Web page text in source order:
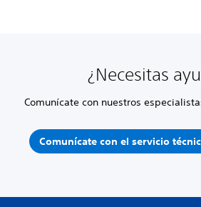
¿Necesitas
Comunícate con nuestros
Comunícate con el servicio